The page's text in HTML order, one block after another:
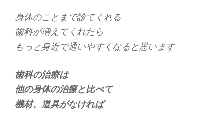
身体のことまで診てくれる
歯科が増えてくれたら
もっと身近で通いやすくなると思います
歯科の治療は
他の身体の治療と比べて
機材、道具がなければ